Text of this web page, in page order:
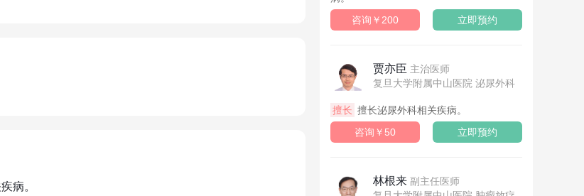
病。
咨询￥200
立即预约
贾亦臣 主治医师
复旦大学附属中山医院 泌尿外科
擅长 擅长泌尿外科相关疾病。
咨询￥50
立即预约
林根来 副主任医师